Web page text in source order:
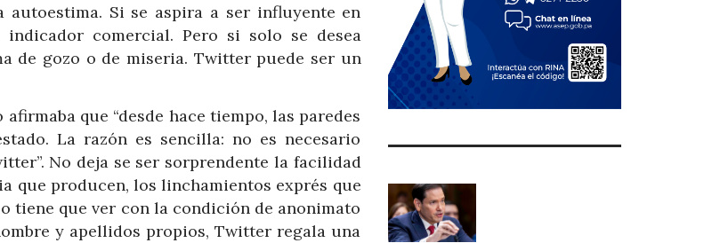
Si se aspira a ser influyente en
comercial. Pero si solo se desea
de gozo o de miseria. Twitter puede ser un
que “desde hace tiempo, las paredes
La razón es sencilla: no es necesario
No deja se ser sorprendente la facilidad
que producen, los linchamientos exprés que
tiene que ver con la condición de anonimato
y apellidos propios, Twitter regala una